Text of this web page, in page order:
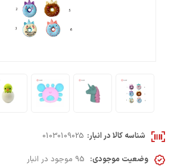
شناسه کالا در انبار: 01030109025
وضعیت موجودی: 95 موجود در انبار